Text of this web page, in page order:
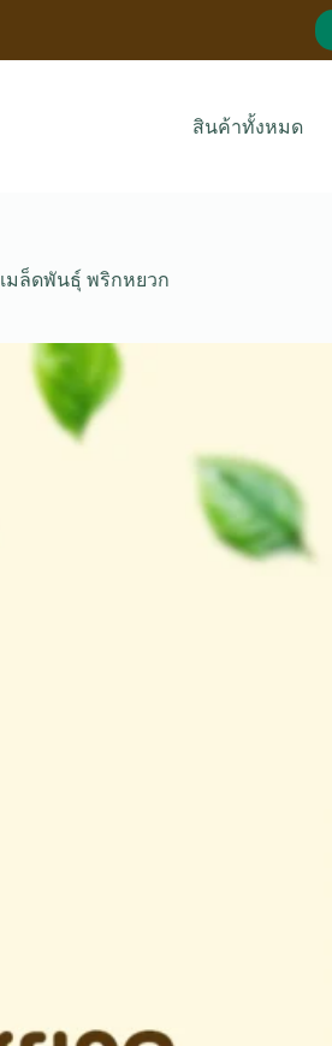
สินค้าทั้งหมด
เมล็ดพันธุ์ พริกหยวก